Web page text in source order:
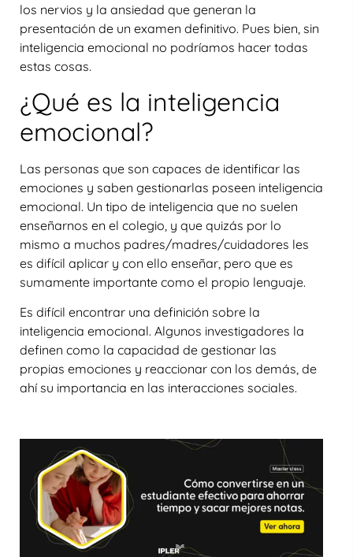
los nervios y la ansiedad que generan la
presentación de un examen definitivo. Pues bien, sin
inteligencia emocional no podríamos hacer todas
estas cosas.
¿Qué es la inteligencia
emocional?
Las personas que son capaces de identificar las
emociones y saben gestionarlas poseen inteligencia
emocional. Un tipo de inteligencia que no suelen
enseñarnos en el colegio, y que quizás por lo
mismo a muchos padres/madres/cuidadores les
es difícil aplicar y con ello enseñar, pero que es
sumamente importante como el propio lenguaje.
Es difícil encontrar una definición sobre la
inteligencia emocional. Algunos investigadores la
definen como la capacidad de gestionar las
propias emociones y reaccionar con los demás, de
ahí su importancia en las interacciones sociales.